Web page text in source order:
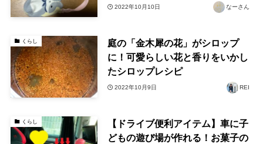
2022年10月10日 なーさん
くらし
庭の「金木犀の花」がシロップ
に！可愛らしい花と香りをいかし
たシロップレシピ
2022年10月9日 REI
くらし
【ドライブ便利アイテム】車に子
どもの遊び場が作れる！お菓子の